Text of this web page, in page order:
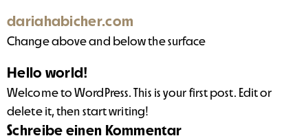
dariahabicher.com
Change above and below the surface
Hello world!
Welcome to WordPress. This is your first post. Edit or
delete it, then start writing!
Schreibe einen Kommentar